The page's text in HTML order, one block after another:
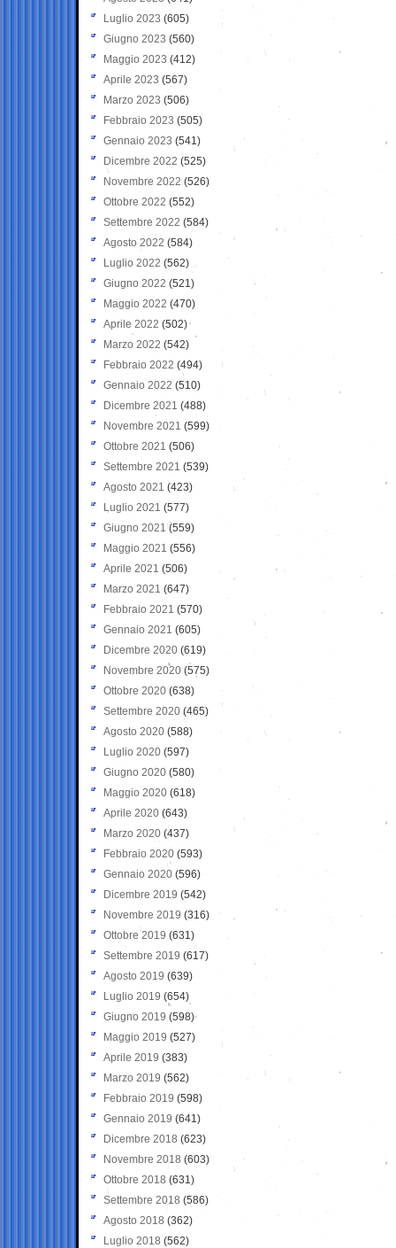
Luglio 2023 (605)
Giugno 2023 (560)
Maggio 2023 (412)
Aprile 2023 (567)
Marzo 2023 (506)
Febbraio 2023 (505)
Gennaio 2023 (541)
Dicembre 2022 (525)
Novembre 2022 (526)
Ottobre 2022 (552)
Settembre 2022 (584)
Agosto 2022 (584)
Luglio 2022 (562)
Giugno 2022 (521)
Maggio 2022 (470)
Aprile 2022 (502)
Marzo 2022 (542)
Febbraio 2022 (494)
Gennaio 2022 (510)
Dicembre 2021 (488)
Novembre 2021 (599)
Ottobre 2021 (506)
Settembre 2021 (539)
Agosto 2021 (423)
Luglio 2021 (577)
Giugno 2021(559)
Maggio 2021 (556)
Aprile 2021 (506)
Marzo 2021 (647)
Febbraio 2021 (570)
Gennaio 2021 (605)
Dicembre 2020 (619)
Novembre 2020 (575)
Ottobre 2020 (638)
Settembre 2020(465)
Agosto 2020 (588)
Luglio 2020 (597)
Giugno 2020 (580)
Maggio 2020 (618)
Aprile 2020 (643)
Marzo 2020 (437)
Febbraio 2020 (593)
Gennaio 2020 (596)
Dicembre 2019 (542)
Novembre 2019 (316)
Ottobre 2019 (631)
Settembre 2019 (617)
Agosto 2019 (639)
Luglio 2019 (654)
Giugno 2019 (598)
Maggio 2019 (527)
Aprile 2019 (383)
Marzo 2019 (562)
Febbraio 2019 (598)
Gennaio 2019 (641)
Dicembre 2018 (623)
Novembre 2018 (603)
Ottobre 2018 (631)
Settembre 2018 (586)
Agosto 2018 (362)
Luglio 2018 (562)